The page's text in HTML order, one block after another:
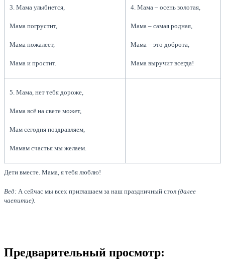
3. Мама улыбнется,
Мама погрустит,
Мама пожалеет,
Мама и простит.
4. Мама – осень золотая,
Мама – самая родная,
Мама – это доброта,
Мама выручит всегда!
5. Мама, нет тебя дороже,
Мама всё на свете может,
Мам сегодня поздравляем,
Мамам счастья мы желаем.
Дети вместе. Мама, я тебя люблю!
Вед: А сейчас мы всех приглашаем за наш праздничный стол (далее
чаепитие).
Предварительный просмотр: